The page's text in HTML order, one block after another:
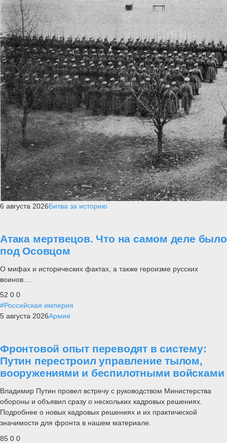
6 августа 2026Битва за историю
Атака мертвецов. Что на самом деле было
под Осовцом
О мифах и исторических фактах, а также героизме русских
воинов....
52 0 0
#Российская империя
5 августа 2026Армия
Фронтовой опыт переводят в систему:
Путин перестроил управление тылом,
вооружениями и беспилотными войсками
Владимир Путин провел встречу с руководством Министерства
обороны и объявил сразу о нескольких кадровых решениях.
Подробнее о новых кадровых решениях и их практической
значимости для фронта в нашем материале.
85 0 0